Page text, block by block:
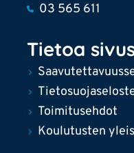
03 565 611
Tietoa
Toimitusehdot
Koulutusten